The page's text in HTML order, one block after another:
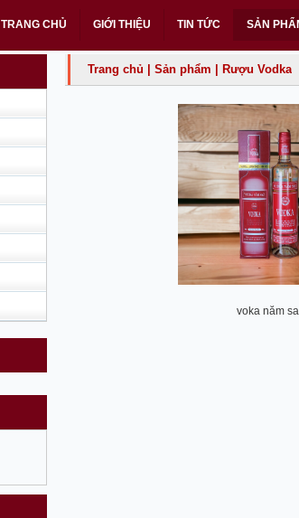
TRANG CHỦ GIỚI THIỆU TIN TỨC SẢN
Trang chủ Sản phẩm Rượu Vodka
voka năm